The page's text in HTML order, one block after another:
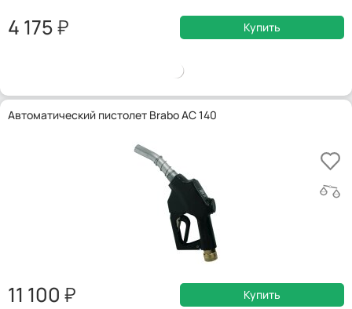
4 175 Купить
Автоматический пистолет Brabo AC 140
11 100 Купить